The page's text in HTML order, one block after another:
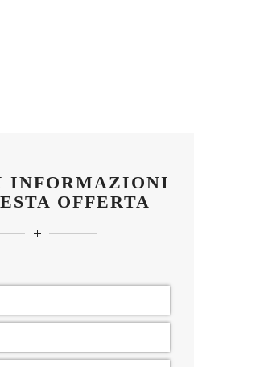
INFORMAZIONI
OFFERTA